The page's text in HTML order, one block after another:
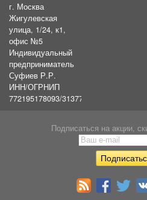
г. Москва
Жигулевская
улица, 1/24, к1,
офис №5
Индивидуальный
предприниматель
Суфиев Р.Р.
ИНН/ОГРНИП
772195178093/31377461610054
Подписаться на акции,